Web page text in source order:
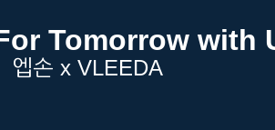
Tomorrow with
엡손 x VLEEDA